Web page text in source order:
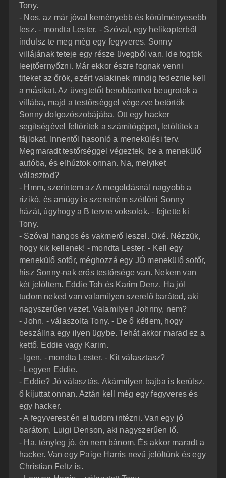
Tony.
- Nos, az már jóval keményebb és körülményesebb
lesz. - mondta Lester. - Szóval, egy helikopterből
indulsz te meg még egy fegyveres. Sonny
villájának teteje egy része üvegből van. Ide fogtok
leejtőernyőzni. Már ekkor észre fognak venni
titeket az őrök, ezért valakinek mindig fedeznie kell
a másikat. Az üvegtetőt berobbantva beugrotok a
villába, majd a testőrséggel végezve betörtök
Sonny dolgozószobájába. Ott egy hacker
segítségével feltöritek a számítógépet, letöltitek a
fájlokat. Innentől hasonló a menekülési terv.
Megmaradt testőrséggel végeztek, be a menekülő
autóba, és elhúztok onnan. Na, melyiket
választod?
- Hmm, szerintem az A megoldásnál nagyobb a
rizikó, és amúgy is szeretném szétlőni Sonny
házát, úgyhogy a B tervre voksolok. - fejtette ki
Tony.
- Szóval hangos és vakmerő leszel. Oké. Nézzük,
hogy kik kellenek! - mondta Lester. - Kell egy
menekülő sofőr, méghozzá egy JÓ menekülő sofőr,
hisz Sonny-nak erős testőrsége van. Nekem van
két jelöltem. Eddie Toh és Karim Denz. Ha jól
tudom neked van valamilyen szerelő barátod, aki
nagyszerűen vezet. Valamilyen Johnny, nem?
- John. - válaszolta Tony. - De ő kétlem, hogy
beszállna egy ilyen ügybe. Tehát akkor marad ez a
kettő. Eddie vagy Karim.
- Igen. - mondta Lester. - Kit választasz?
- Legyen Eddie.
- Eddie? Jó választás. Akármilyen bajba is kerülsz,
ő kijuttat onnan. Aztán kell még egy fegyveres és
egy hacker.
- A fegyverest én el tudom intézni. Van egy jó
barátom, Luigi Denson, aki nagyszerűen lő.
- Ha, tényleg jó, én nem bánom. És akkor maradt a
hacker. Van egy Paige Harris nevű jelöltünk és egy
Christian Feltz is.